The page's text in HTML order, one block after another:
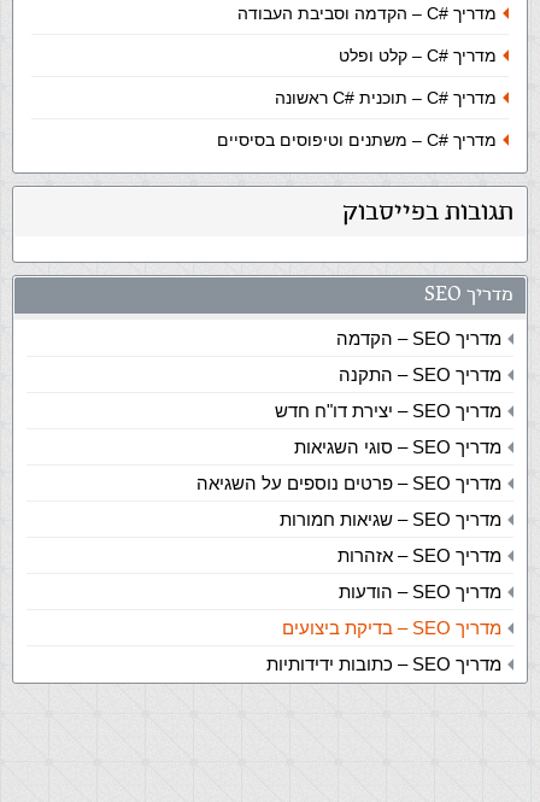
מדריך C# – הקדמה וסביבת העבודה
מדריך C# – קלט ופלט
מדריך C# – תוכנית #C ראשונה
מדריך C# – משתנים וטיפוסים בסיסיים
תגובות בפייסבוק
מדריך SEO
מדריך SEO – הקדמה
מדריך SEO – התקנה
מדריך SEO – יצירת דו"ח חדש
מדריך SEO – סוגי השגיאות
מדריך SEO – פרטים נוספים על השגיאה
מדריך SEO – שגיאות חמורות
מדריך SEO – אזהרות
מדריך SEO – הודעות
מדריך SEO – בדיקת ביצועים
מדריך SEO – כתובות ידידותיות